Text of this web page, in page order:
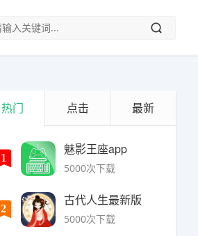
热门 点击 最新
1
魅影王座app
5000次下载
2
古代人生最新版
5000次下载